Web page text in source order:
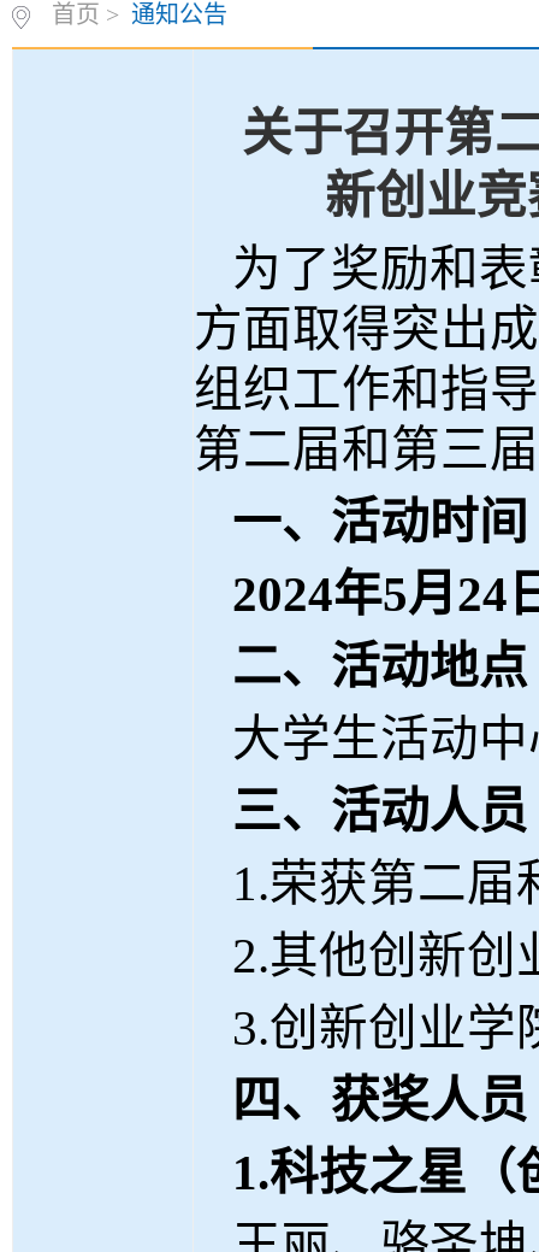
首页 > 通知公告
关于召开第
新创业
为了奖励和
方面取得突出
组织工作和指
第二届和第三
一、活动时间
2024年5月24
二、活动地点
大学生活动
三、活动人员
1.荣获第二届
2.其他创新创
3.创新创业学
四、获奖人员
1.科技之星（